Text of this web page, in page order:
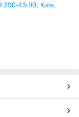
43-90, Київ,